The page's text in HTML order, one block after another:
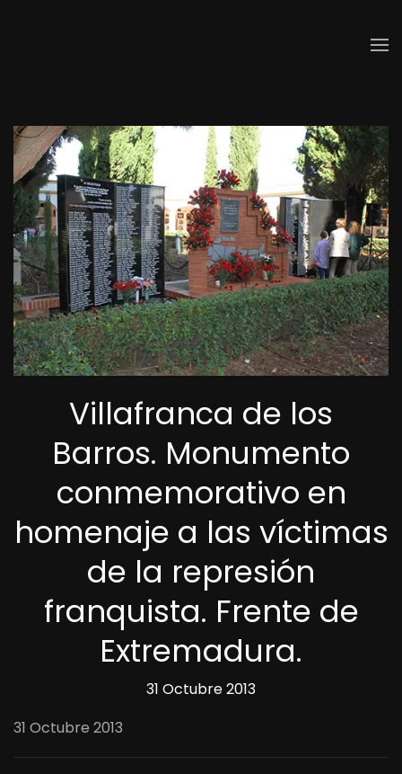
Villafranca de los
Barros. Monumento
conmemorativo en
homenaje a las víctimas
de la represión
franquista. Frente de
Extremadura.
31 Octubre 2013
31 Octubre 2013